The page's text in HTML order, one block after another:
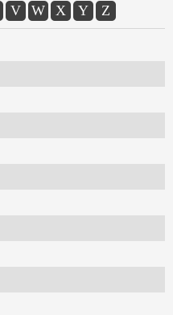
V W X Y Z